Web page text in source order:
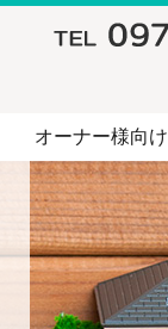
オーナー様向け